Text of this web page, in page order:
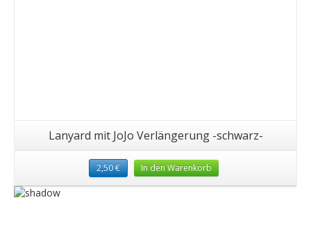
Lanyard mit JoJo Verlängerung -schwarz-
2,50€ In den Warenkorb